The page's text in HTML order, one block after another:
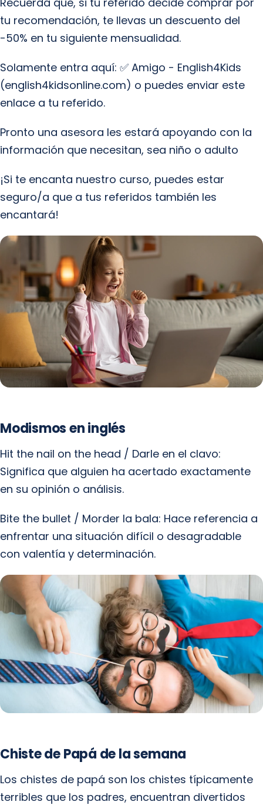
tu recomendación, te llevas un descuento del
-50% en tu siguiente mensualidad.
Solamente entra aquí: ✅ Amigo - English4Kids
(english4kidsonline.com) o puedes enviar este
enlace a tu referido.
Pronto una asesora les estará apoyando con la
información que necesitan, sea niño o adulto
¡Si te encanta nuestro curso, puedes estar
seguro/a que a tus referidos también les
encantará!
Modismos en inglés
Hit the nail on the head / Darle en el clavo:
Significa que alguien ha acertado exactamente
en su opinión o análisis.
Bite the bullet / Morder la bala: Hace referencia a
enfrentar una situación difícil o desagradable
con valentía y determinación.
Chiste de Papá de la semana
Los chistes de papá son los chistes típicamente
terribles que los padres, encuentran divertidos